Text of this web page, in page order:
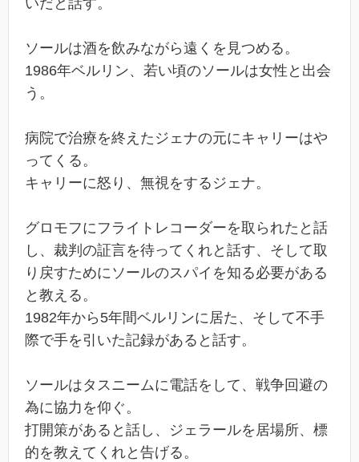
いだと話す。
ソールは酒を飲みながら遠くを見つめる。
1986年ベルリン、若い頃のソールは女性と出会
う。
病院で治療を終えたジェナの元にキャリーはや
ってくる。
キャリーに怒り、無視をするジェナ。
グロモフにフライトレコーダーを取られたと話
し、裁判の証言を待ってくれと話す、そして取
り戻すためにソールのスパイを知る必要がある
と教える。
1982年から5年間ベルリンに居た、そして不手
際で手を引いた記録があると話す。
ソールはタスニームに電話をして、戦争回避の
為に協力を仰ぐ。
打開策があると話し、ジェラールを居場所、標
的を教えてくれと告げる。